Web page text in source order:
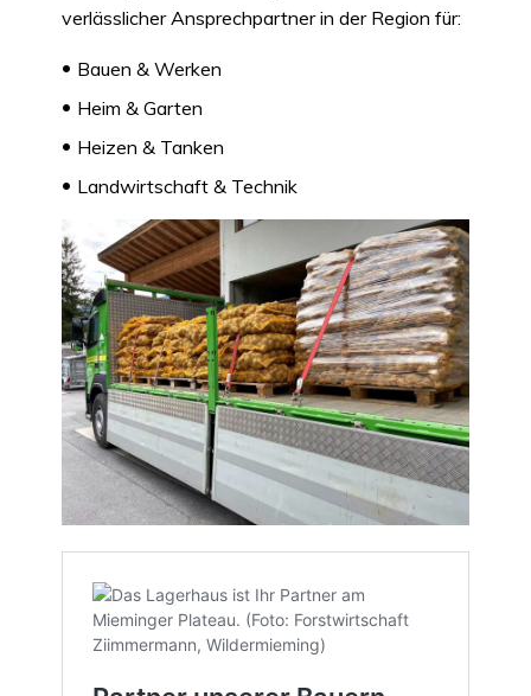
verlässlicher Ansprechpartner in der Region für:
Bauen & Werken
Heim & Garten
Heizen & Tanken
Landwirtschaft & Technik